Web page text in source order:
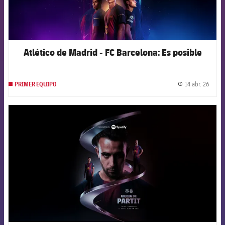
Atlético de Madrid - FC Barcelona: Es posible
PRIMER EQUIPO 14 abr. 26
FCB Barcelona badge